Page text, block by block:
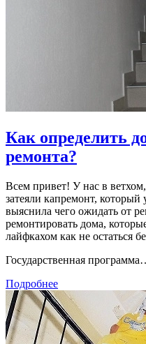
Как определить
ремонта?
Всем привет! У нас в
затеяли капремонт,
выяснила чего ожидать от
ремонтировать дома,
лайфкахом как не остаться
Государственная
Подробнее